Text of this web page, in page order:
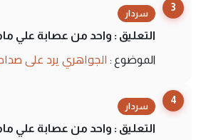
3
سردار
التعليق : واحد من عصابة علي
الموضوع : الجواهري يرد على
4
سردار
التعليق : واحد من عصابة علي